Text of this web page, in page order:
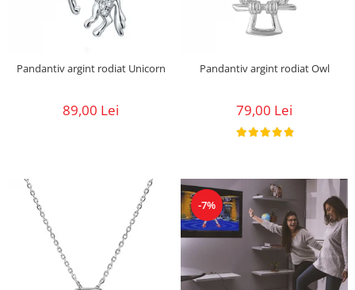
Pandantiv argint rodiat Unicorn
89,00 Lei
Pandantiv argint rodiat Owl
79,00 Lei
-7%